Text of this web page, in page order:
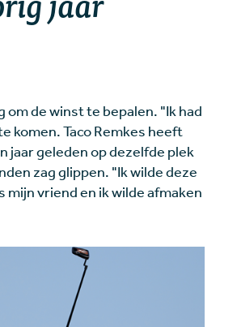
de winst te bepalen. "Ik had
komen. Taco Remkes heeft
jaar geleden op dezelfde plek
zag glippen. "Ik wilde deze
mijn vriend en ik wilde afmaken